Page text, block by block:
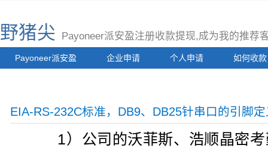
野猪尖 Payoneer派安盈注册收款提现,成为我的推荐
Payoneer派安盈 企业申请 个人申请 如何收款
EIA-RS-232C标准，DB9、DB25针串口的引脚
1）公司的沃菲斯、浩顺晶密考